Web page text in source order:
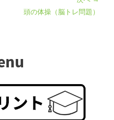
頭の体操（脳トレ問題）